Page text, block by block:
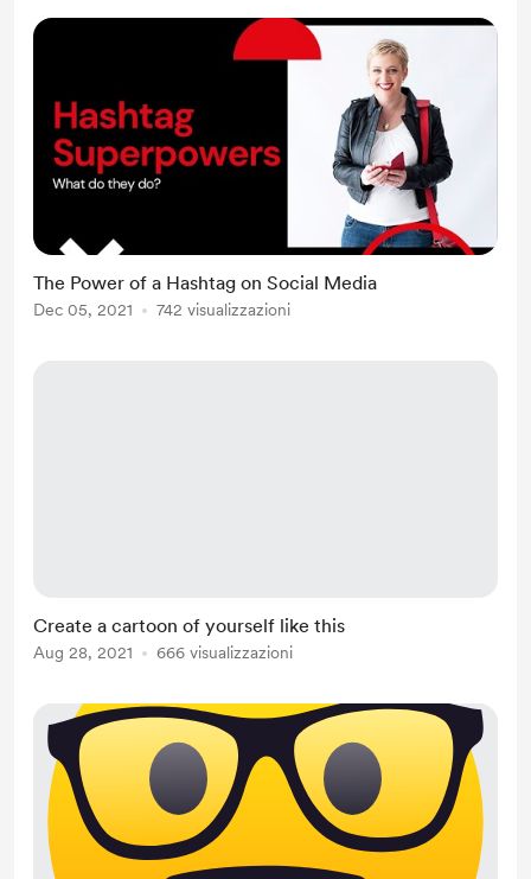
The Power of a Hashtag on Social Media
Dec 05, 2021 742 visualizzazioni
Create a cartoon of yourself like this
Aug 28, 2021 666 visualizzazioni